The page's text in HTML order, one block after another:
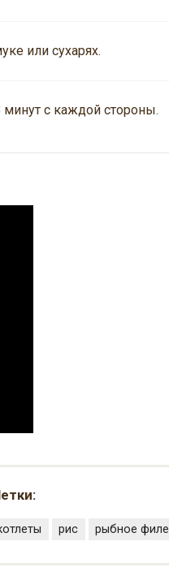
или сухарях.
с каждой стороны.
рис рыбное филе